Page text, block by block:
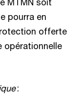
pourra en
offerte
opérationnelle
: